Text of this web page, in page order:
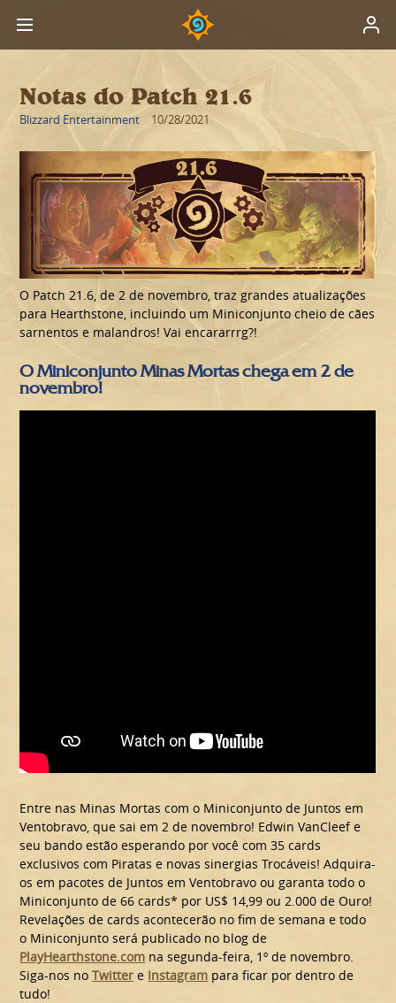
Notas do Patch 21.6
Blizzard Entertainment 10/28/2021
O Patch 21.6, de 2 de novembro, traz grandes atualizações
para Hearthstone, incluindo um Miniconjunto cheio de cães
sarnentos e malandros! Vai encararrrg?!
O Miniconjunto Minas Mortas chega em 2 de
novembro!
Entre nas Minas Mortas com o Miniconjunto de Juntos em
Ventobravo, que sai em 2 de novembro! Edwin VanCleef e
seu bando estão esperando por você com 35 cards
exclusivos com Piratas e novas sinergias Trocáveis! Adquira-
os em pacotes de Juntos em Ventobravo ou garanta todo o
Miniconjunto de 66 cards* por US$ 14,99 ou 2.000 de Ouro!
Revelações de cards acontecerão no fim de semana e todo
o Miniconjunto será publicado no blog de
PlayHearthstone.com na segunda-feira, 1º de novembro.
Siga-nos noTwitter e Instagram para ficar por dentro de
tudo!